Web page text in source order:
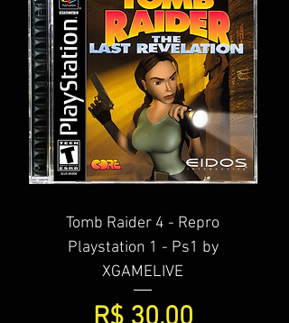
Tomb Raider 4 - Repro
Playstation 1 - Ps1 by
XGAMELIVE